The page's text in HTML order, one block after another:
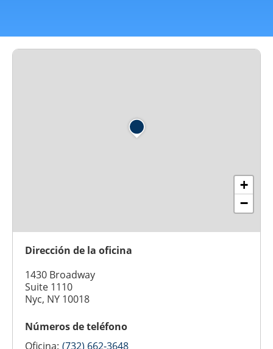
+
−
Dirección de la oficina
1430 Broadway
Suite 1110
Nyc, NY 10018
Números de teléfono
Oficina: (732) 662-3648